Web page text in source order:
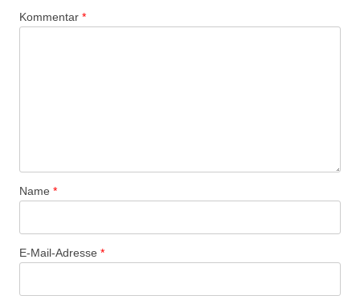
Kommentar *
Name *
E-Mail-Adresse *